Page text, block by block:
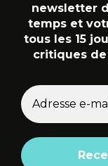
newsletter
temps et
tous les 15
critiques